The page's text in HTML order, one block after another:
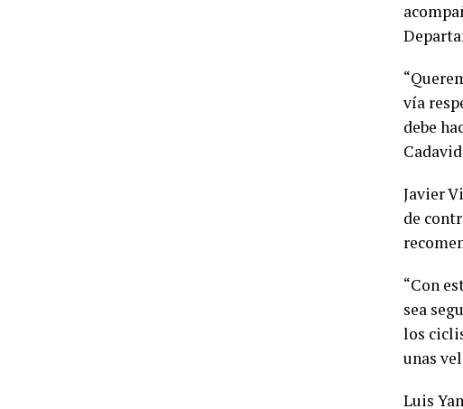
vía
debe
Javier
de
“Con
sea
los
unas
Luis